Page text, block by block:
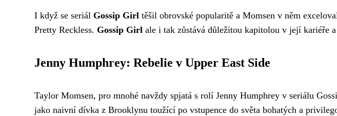
I když se seriál Gossip Girl těšil obrovské popularitě a Momsen v něm
Pretty Reckless. Gossip Girl ale i tak zůstává důležitou kapitolou v její kariéře
Jenny Humphrey: Rebelie v Upper East Side
Taylor Momsen, pro mnohé navždy spjatá s rolí Jenny Humphrey v seriálu
jako naivní dívka z Brooklynu toužící po vstupence do světa bohatých a